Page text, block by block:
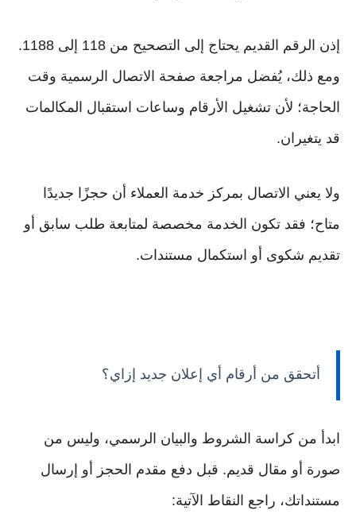
إذن الرقم القديم يحتاج إلى التصحيح من 118 إلى 1188.
ومع ذلك، يُفضل مراجعة صفحة الاتصال الرسمية وقت
الحاجة؛ لأن تشغيل الأرقام وساعات استقبال المكالمات
قد يتغيران.
ولا يعني الاتصال بمركز خدمة العملاء أن حجزًا جديدًا
متاح؛ فقد تكون الخدمة مخصصة لمتابعة طلب سابق أو
تقديم شكوى أو استكمال مستندات.
أتحقق من أرقام أي إعلان جديد إزاي؟
ابدأ من كراسة الشروط والبيان الرسمي، وليس من
صورة أو مقال قديم. قبل دفع مقدم الحجز أو إرسال
مستنداتك، راجع النقاط الآتية: